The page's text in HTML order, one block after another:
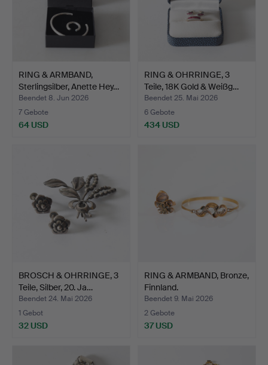
RING & ARMBAND,
Sterlingsilber, Anette Hey…
Beendet 8. Jun 2026
7 Gebote
64 USD
RING & OHRRINGE, 3
Teile, 18K Gold & Weißg…
Beendet 25. Mai 2026
6 Gebote
434 USD
BROSCH & OHRRINGE, 3
Teile, Silber, 20. Ja…
Beendet 24. Mai 2026
1 Gebot
32 USD
RING & ARMBAND, Bronze,
Finnland.
Beendet 9. Mai 2026
2 Gebote
37 USD